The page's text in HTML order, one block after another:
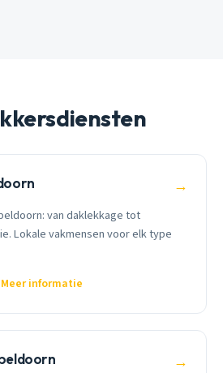
→
van daklekkage tot
Lokale vakmensen voor elk type
Meer informatie
→